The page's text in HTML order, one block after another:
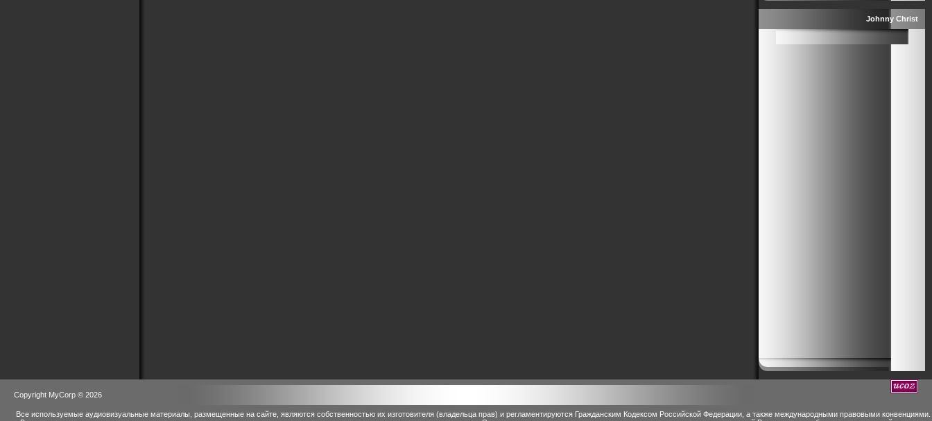
Johnny Christ
Copyright MyCorp © 2026
Все используемые аудиовизуальные материалы, размещенные на сайте, являются собственностью их изготовителя (владельца прав) и регламентируются Гражданским Кодексом Российской Федерации, а также международными правовыми конвенциями.